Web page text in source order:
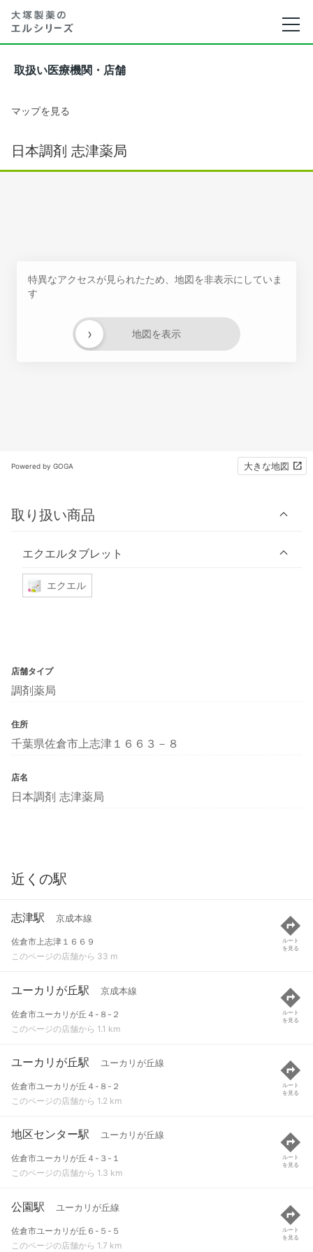
取扱い医療機関・店舗
マップを見る
日本調剤 志津薬局
特異なアクセスが見られたため、地図を非表示にしていま
す
地図を表示
›
Powered by GOGA 大きな地図
取り扱い商品
エクエルタブレット
エクエル
店舗タイプ
調剤薬局
住所
千葉県佐倉市上志津１６６３－８
店名
日本調剤 志津薬局
近くの駅
志津駅 京成本線
佐倉市上志津１６６９
このページの店舗から 33 m
ルート
を見る
ユーカリが丘駅 京成本線
佐倉市ユーカリが丘４-８-２
このページの店舗から 1.1 km
ルート
を見る
ユーカリが丘駅 ユーカリが丘線
佐倉市ユーカリが丘４-８-２
このページの店舗から 1.2 km
ルート
を見る
地区センター駅 ユーカリが丘線
佐倉市ユーカリが丘４-３-１
このページの店舗から 1.3 km
ルート
を見る
公園駅 ユーカリが丘線
佐倉市ユーカリが丘６-５-５
このページの店舗から 1.7 km
ルート
を見る